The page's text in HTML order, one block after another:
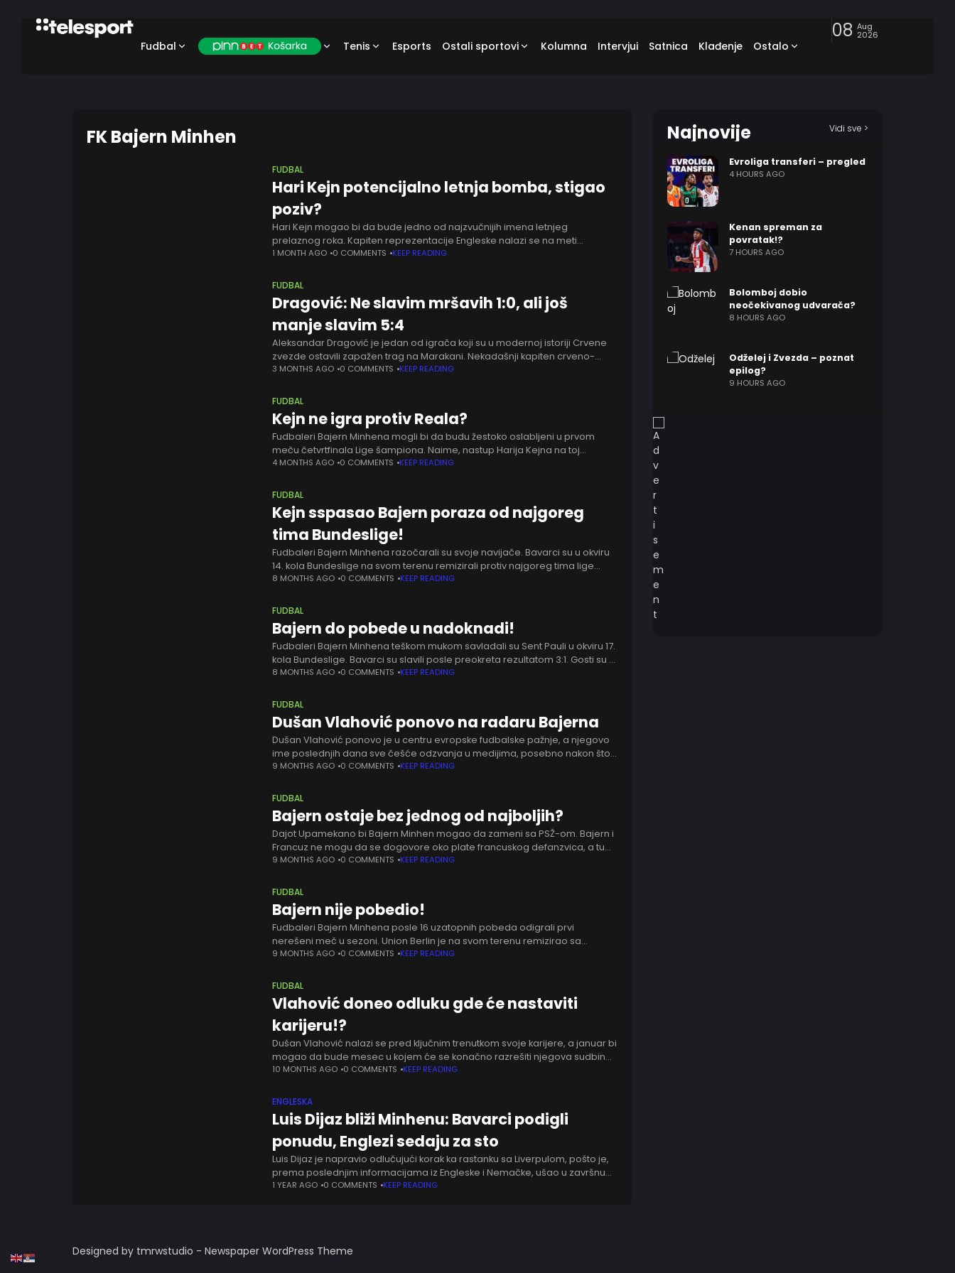
Fudbal Tenis Esports Ostali sportovi Kolumna Intervjui Satnica Klađenje Ostalo
08 Aug
2026
FK Bajern Minhen
FUDBAL
Hari Kejn potencijalno letnja bomba, stigao
poziv?
Hari Kejn mogao bi da bude jedno od najzvučnijih imena letnjeg
prelaznog roka. Kapiten reprezentacije Engleske nalazi se na meti
Barselone, koja već pravi planove za život posle Roberta Levandovskog.
1 MONTH AGO 0 COMMENTS KEEP READING
FUDBAL
Dragović: Ne slavim mršavih 1:0, ali još
manje slavim 5:4
Aleksandar Dragović je jedan od igrača koji su u modernoj istoriji Crvene
zvezde ostavili zapažen trag na Marakani. Nekadašnji kapiten crveno-
belih danas nosi traku u bečkoj Austriji. Aktivno igra i
3 MONTHS AGO 0 COMMENTS KEEP READING
FUDBAL
Kejn ne igra protiv Reala?
Fudbaleri Bajern Minhena mogli bi da budu žestoko oslabljeni u prvom
meču četvrtfinala Lige šampiona. Naime, nastup Harija Kejna na toj
utakmici je pod znakom pitanja. Engleski napadač propustiće duel
4 MONTHS AGO 0 COMMENTS KEEP READING
FUDBAL
Kejn sspasao Bajern poraza od najgoreg
tima Bundeslige!
Fudbaleri Bajern Minhena razočarali su svoje navijače. Bavarci su u okviru
14. kola Bundeslige na svom terenu remizirali protiv najgoreg tima lige
Majnca rezultatom 2:2. Bajern je i dalje ubedljivo
8 MONTHS AGO 0 COMMENTS KEEP READING
FUDBAL
Bajern do pobede u nadoknadi!
Fudbaleri Bajern Minhena teškom mukom savladali su Sent Pauli u okviru 17.
kola Bundeslige. Bavarci su slavili posle preokreta rezultatom 3:1. Gosti su u
6. minutu poveli Untondžija. Bajern je
8 MONTHS AGO 0 COMMENTS KEEP READING
FUDBAL
Dušan Vlahović ponovo na radaru Bajerna
Dušan Vlahović ponovo je u centru evropske fudbalske pažnje, a njegovo
ime poslednjih dana sve češće odzvanja u medijima, posebno nakon što
se oglasio urednik Bilda, Kristijan Falk. Upravo on
9 MONTHS AGO 0 COMMENTS KEEP READING
FUDBAL
Bajern ostaje bez jednog od najboljih?
Dajot Upamekano bi Bajern Minhen mogao da zameni sa PSŽ-om. Bajern i
Francuz ne mogu da se dogovore oko plate francuskog defanzvica, a tu
situaciju žele da iskoriste brojni evropski
9 MONTHS AGO 0 COMMENTS KEEP READING
FUDBAL
Bajern nije pobedio!
Fudbaleri Bajern Minhena posle 16 uzatopnih pobeda odigrali prvi
nerešeni meč u sezoni. Union Berlin je na svom terenu remizirao sa
Bavarcima rezultatom 2:2. Danilo Doki je u 27. minutu
9 MONTHS AGO 0 COMMENTS KEEP READING
FUDBAL
Vlahović doneo odluku gde će nastaviti
karijeru!?
Dušan Vlahović nalazi se pred ključnim trenutkom svoje karijere, a januar bi
mogao da bude mesec u kojem će se konačno razrešiti njegova sudbina
u Torinu. Čelnici Juventusa nalaze se
10 MONTHS AGO 0 COMMENTS KEEP READING
ENGLESKA
Luis Dijaz bliži Minhenu: Bavarci podigli
ponudu, Englezi sedaju za sto
Luis Dijaz je napravio odlučujući korak ka rastanku sa Liverpulom, pošto je,
prema poslednjim informacijama iz Engleske i Nemačke, ušao u završnu
fazu pregovora sa Bajern Minhenom. Kolumbijski krilni napadač
1 YEAR AGO 0 COMMENTS KEEP READING
Najnovije Vidi sve >
Evroliga transferi – pregled
4 HOURS AGO
Kenan spreman za
povratak!?
7 HOURS AGO
Bolomboj dobio
neočekivanog udvarača?
8 HOURS AGO
Odželej i Zvezda – poznat
epilog?
9 HOURS AGO
Designed by tmrwstudio - Newspaper WordPress Theme